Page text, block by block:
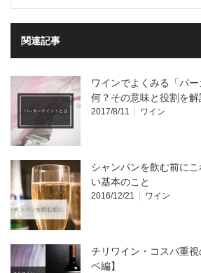
関連記事
ワインでよくみる「パ
何？その意味と役割を
2017/8/11 ワイン
シャンパンを飲む前に
い基本のこと
2016/12/21 ワイン
チリワイン・コスパ重
ベ編】